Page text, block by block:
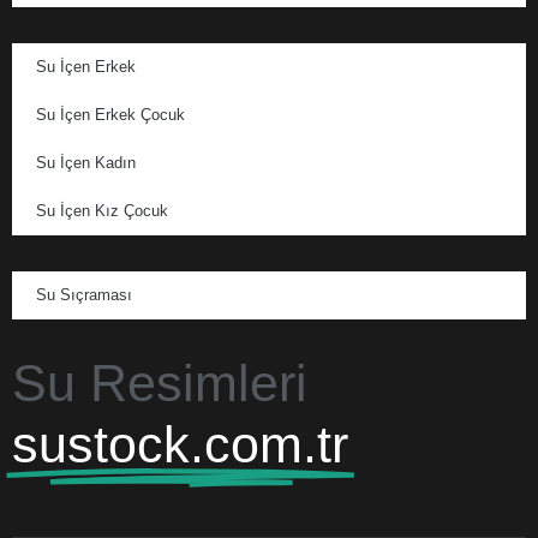
Su İçen Erkek
Su İçen Erkek Çocuk
Su İçen Kadın
Su İçen Kız Çocuk
Su Sıçraması
Su Resimleri
sustock.com.tr